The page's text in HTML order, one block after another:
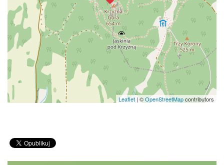
Leaflet | ©OpenStreetMapcontributors